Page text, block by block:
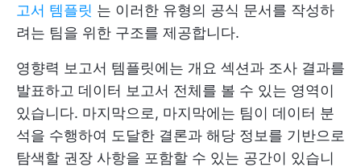
고서 템플릿 는 이러한 유형의 공식 문서를 작성하
려는 팀을 위한 구조를 제공합니다.
영향력 보고서 템플릿에는 개요 섹션과 조사 결과를
발표하고 데이터 보고서 전체를 볼 수 있는 영역이
있습니다. 마지막으로, 마지막에는 팀이 데이터 분
석을 수행하여 도달한 결론과 해당 정보를 기반으로
탐색할 권장 사항을 포함할 수 있는 공간이 있습니